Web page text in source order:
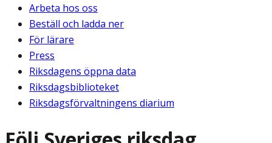
Arbeta hos oss
Beställ och ladda ner
För lärare
Press
Riksdagens öppna data
Riksdagsbiblioteket
Riksdagsförvaltningens diarium